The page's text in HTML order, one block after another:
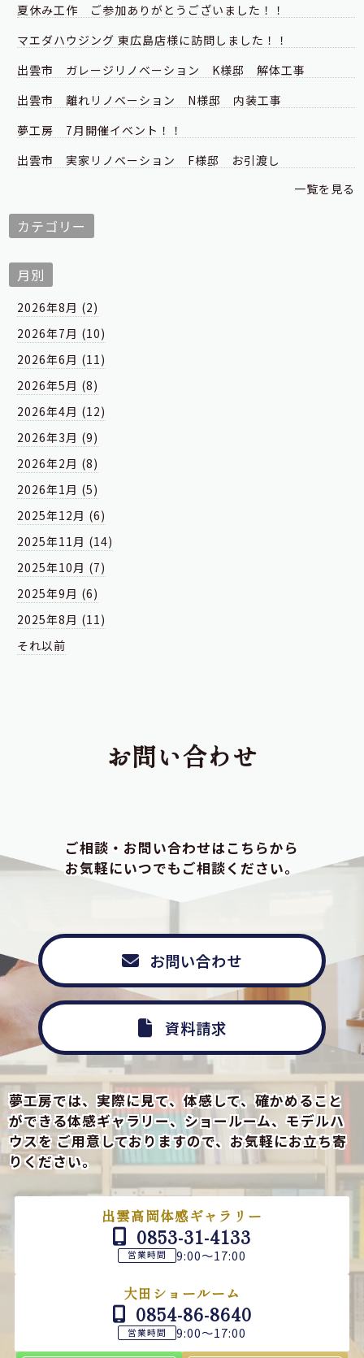
夏休み工作 ご参加ありがとうございました！！
マエダハウジング 東広島店様に訪問しました！！
出雲市 ガレージリノベーション K様邸 解体工事
出雲市 離れリノベーション N様邸 内装工事
夢工房 7月開催イベント！！
出雲市 実家リノベーション F様邸 お引渡し
一覧を見る
カテゴリー
月別
2026年8月 (2)
2026年7月 (10)
2026年6月 (11)
2026年5月 (8)
2026年4月 (12)
2026年3月 (9)
2026年2月 (8)
2026年1月 (5)
2025年12月 (6)
2025年11月 (14)
2025年10月 (7)
2025年9月 (6)
2025年8月 (11)
それ以前
お問い合わせ
ご相談・お問い合わせはこちらから
お気軽にいつでもご相談ください。
お問い合わせ
資料請求
夢工房では、実際に見て、体感して、確かめること
ができる体感ギャラリー、ショールーム、モデルハ
ウスをご用意しておりますので、お気軽にお立ち寄
りください。
出雲高岡体感ギャラリー
0853-31-4133
営業時間 9:00～17:00
大田ショールーム
0854-86-8640
営業時間 9:00～17:00